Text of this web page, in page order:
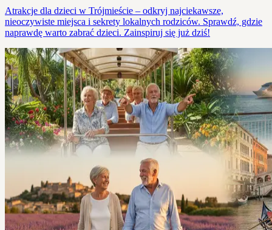
Atrakcje dla dzieci w Trójmieście – odkryj najciekawsze,
nieoczywiste miejsca i sekrety lokalnych rodziców. Sprawdź, gdzie
naprawdę warto zabrać dzieci. Zainspiruj się już dziś!